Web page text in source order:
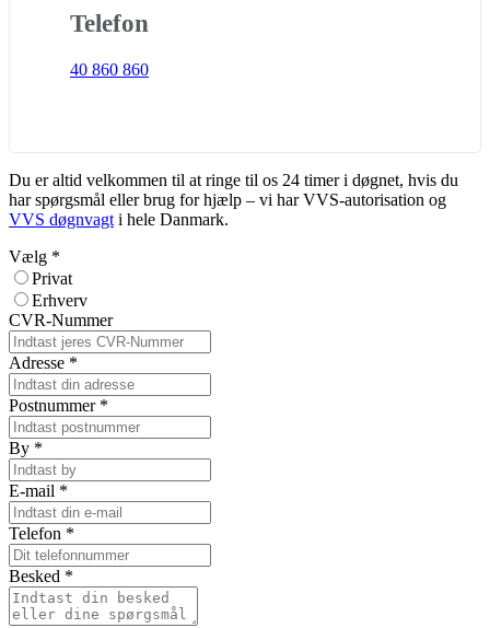
Telefon
40 860 860
Du er altid velkommen til at ringe til os 24 timer i døgnet, hvis du
har spørgsmål eller brug for hjælp – vi har VVS-autorisation og
VVS døgnvagt i hele Danmark.
Vælg *
Privat
Erhverv
CVR-Nummer
Adresse *
Postnummer *
By *
E-mail *
Telefon *
Besked *